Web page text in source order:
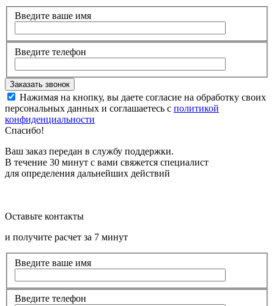
Введите ваше имя
Введите телефон
Нажимая на кнопку, вы даете согласие на обработку своих
персональных данных и соглашаетесь с политикой
конфиденциальности
Спасибо!
Ваш заказ передан в службу поддержки.
В течение 30 минут с вами свяжется специалист
для определения дальнейших действий
Оставьте контакты
и получите расчет за 7 минут
Введите ваше имя
Введите телефон